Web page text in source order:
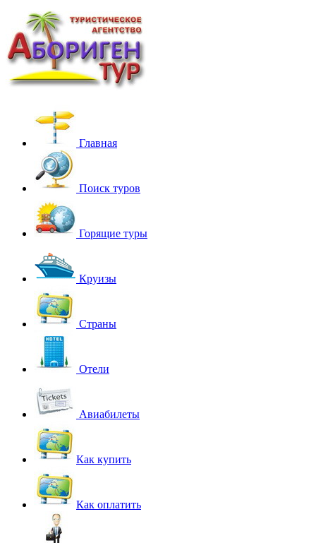
Главная
Поиск туров
Горящие туры
Круизы
Страны
Отели
Авиабилеты
Как купить
Как оплатить